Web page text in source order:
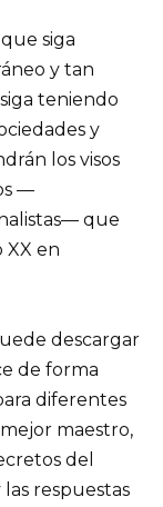
siga
y tan
teniendo
y
los visos
—
que
XX en
descargar
de forma
diferentes
maestro,
del
respuestas